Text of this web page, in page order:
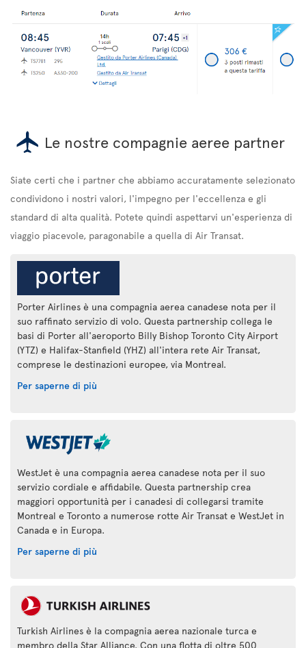
Le nostre compagnie aeree partner
Siate certi che i partner che abbiamo accuratamente selezionato
condividono i nostri valori, l'impegno per l'eccellenza e gli
standard di alta qualità. Potete quindi aspettarvi un'esperienza di
viaggio piacevole, paragonabile a quella di Air Transat.
Porter Airlines è una compagnia aerea canadese nota per il
suo raffinato servizio di volo. Questa partnership collega le
basi di Porter all'aeroporto Billy Bishop Toronto City Airport
(YTZ) e Halifax-Stanfield (YHZ) all'intera rete Air Transat,
comprese le destinazioni europee, via Montreal.
Per saperne di più
WestJet è una compagnia aerea canadese nota per il suo
servizio cordiale e affidabile. Questa partnership crea
maggiori opportunità per i canadesi di collegarsi tramite
Montreal e Toronto a numerose rotte Air Transat e WestJet in
Canada e in Europa.
Per saperne di più
Turkish Airlines è la compagnia aerea nazionale turca e
membro della Star Alliance. Con una flotta di oltre 500